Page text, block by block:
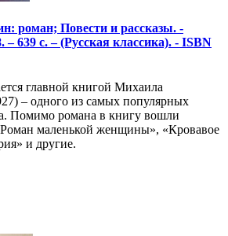
роман; Повести и рассказы. -
639 с. – (Русская классика). - ISBN
главной книгой Михаила
– одного из самых популярных
Помимо романа в книгу вошли
маленькой женщины», «Кровавое
и другие.